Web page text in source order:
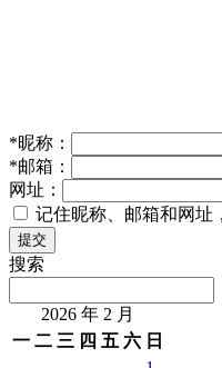
*昵称：
*邮箱：
网址：
记住昵称、邮箱和网址
提交
搜索
2026 年 2 月
一 二 三 四 五 六 日